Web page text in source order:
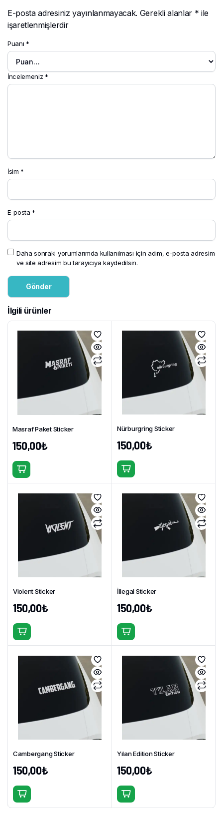
E-posta adresiniz yayınlanmayacak. Gerekli alanlar * ile
işaretlenmişlerdir
Puanı *
İncelemeniz *
İsim *
E-posta *
Daha sonraki yorumlarımda kullanılması için adım, e-posta adresim
ve site adresim bu tarayıcıya kaydedilsin.
İlgili ürünler
Masraf Paket Sticker
150,00₺
Bu
ürünün
varyasyonu
ürün
Nürburgring Sticker
150,00₺
Bu
ürünün
varyasyonu
ürün
Violent Sticker
150,00₺
Bu
ürünün
varyasyonu
ürün
İllegal Sticker
150,00₺
Bu
ürünün
varyasyonu
ürün
Cambergang Sticker
150,00₺
Bu
ürünün
Yılan Edition Sticker
150,00₺
Bu
ürünün